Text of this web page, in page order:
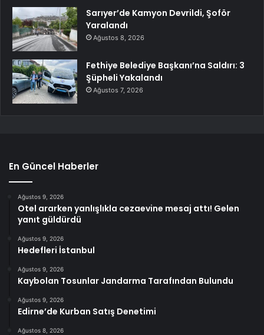
Sarıyer’de Kamyon Devrildi, Şoför
Yaralandı
Ağustos 8, 2026
Fethiye Belediye Başkanı’na Saldırı: 3
Şüpheli Yakalandı
Ağustos 7, 2026
En Güncel Haberler
Ağustos 9, 2026
Otel ararken yanlışlıkla cezaevine mesaj attı! Gelen
yanıt güldürdü
Ağustos 9, 2026
Hedefleri İstanbul
Ağustos 9, 2026
Kaybolan Tosunlar Jandarma Tarafından Bulundu
Ağustos 9, 2026
Edirne’de Kurban Satış Denetimi
Ağustos 8, 2026